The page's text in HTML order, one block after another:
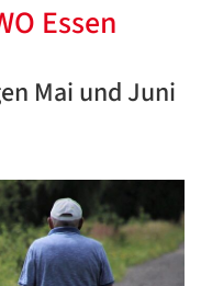
Essen
Mai und Juni